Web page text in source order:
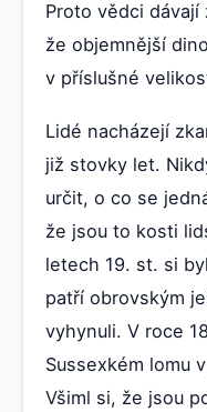
Proto vědci
že objemnější
v příslušné
Lidé nacházejí
již stovky let.
určit, o co se
že jsou to kosti
letech 19. st. si
patří obrovským
vyhynuli. V roce
Sussexkém lomu
Všiml si, že jsou